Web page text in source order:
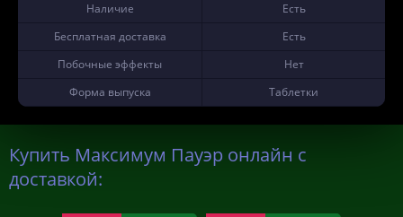
Наличие
Есть
Бесплатная доставка
Есть
Побочные эффекты
Нет
Форма выпуска
Таблетки
Купить Максимум Пауэр онлайн с
доставкой: